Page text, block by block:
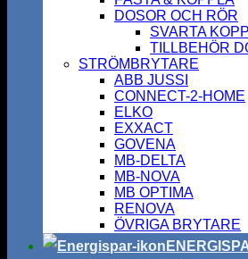
DOSOR OCH RÖR
SVARTA
TILLBEHÖR
STRÖMBRYTARE
ABB JUSSI
CONNECT-2-HOME
ELKO
EXXACT
GOVENA
MB-DELTA
MB-NOVA
MB OPTIMA
RENOVA
ÖVRIGA BRYTARE